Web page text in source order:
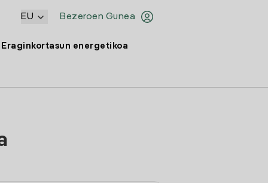
Bezeroen Gunea
EU
Eraginkortasun energetikoa